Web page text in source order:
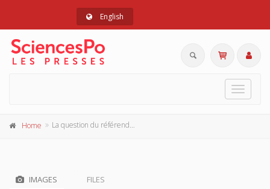
English
Toggle
Home La question du référendum
IMAGES FILES